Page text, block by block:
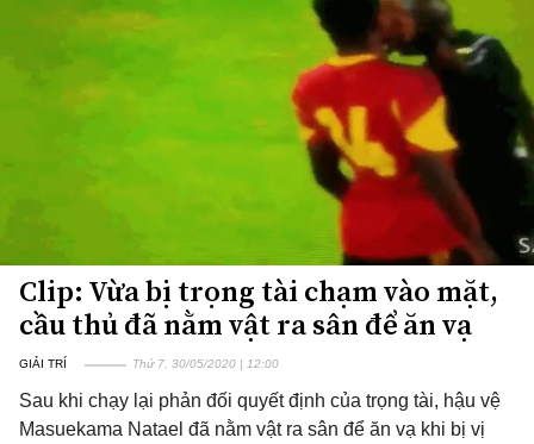
Clip: Vừa bị trọng tài chạm vào mặt,
cầu thủ đã nằm vật ra sân để ăn vạ
GIẢI TRÍ Thứ 7, 30/05/2020 | 12:00
Sau khi chạy lại phản đối quyết định của trọng tài, hậu vệ
Masuekama Natael đã nằm vật ra sân để ăn vạ khi bị vị